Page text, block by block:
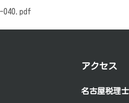
040.pdf
アクセス
名古屋税理